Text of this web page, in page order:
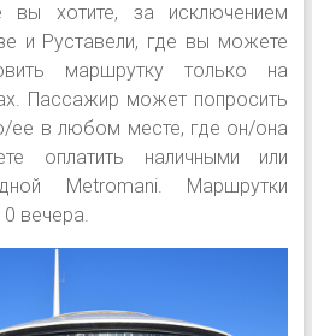
хотите, за исключением
и Руставели, где вы можете
маршрутку только на
Пассажир может попросить
ее в любом месте, где он/она
оплатить наличными или
Metromani. Маршрутки
вечера.